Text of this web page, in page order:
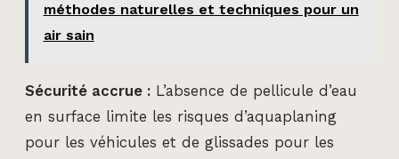
méthodes naturelles et techniques pour un
air sain
Sécurité accrue : L’absence de pellicule d’eau
en surface limite les risques d’aquaplaning
pour les véhicules et de glissades pour les